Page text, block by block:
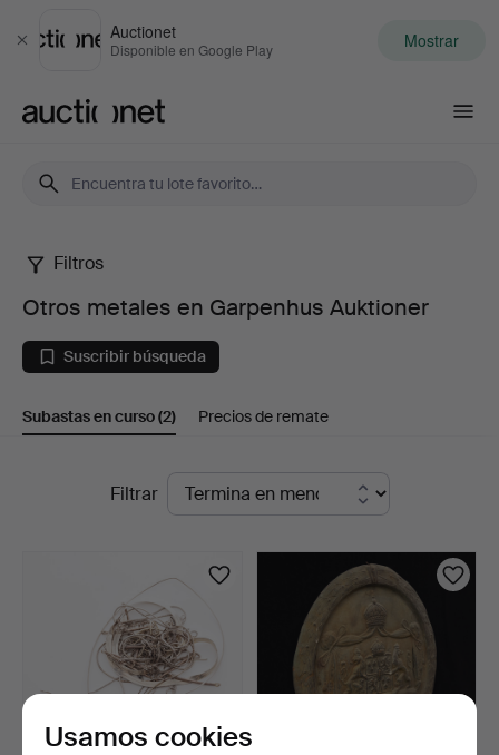
Cerrar
Auctionet
Disponible en Google Play Mostrar
Otros
metales
en
Garpenhus
Auktioner
Filtros
Otros metales en Garpenhus Auktioner
Suscribir búsqueda
Subastas en curso(2) Precios de remate
SubastasFiltrar
Usamos cookies